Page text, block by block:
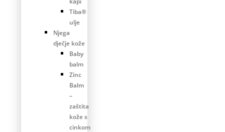
Tiba®
ulje
Njega
dječje kože
Baby
balm
Zinc
Balm
–
zaštita
kože s
cinkom